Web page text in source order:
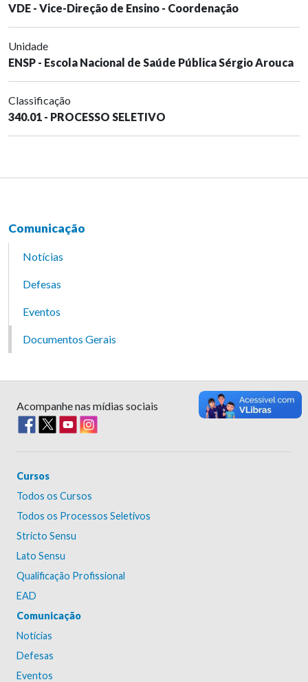
VDE - Vice-Direção de Ensino - Coordenação
Unidade
ENSP - Escola Nacional de Saúde Pública Sérgio Arouca
Classificação
340.01 - PROCESSO SELETIVO
Comunicação
Notícias
Defesas
Eventos
Documentos Gerais
Acompanhe nas mídias sociais
Cursos
Todos os Cursos
Todos os Processos Seletivos
Stricto Sensu
Lato Sensu
Qualificação Profissional
EAD
Comunicação
Notícias
Defesas
Eventos